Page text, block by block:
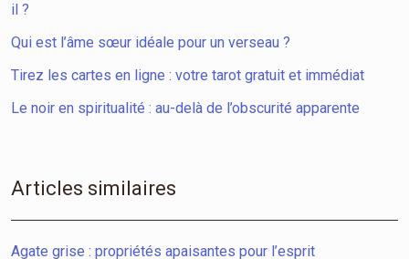
il ?
Qui est l’âme sœur idéale pour un verseau ?
Tirez les cartes en ligne : votre tarot gratuit et immédiat
Le noir en spiritualité : au-delà de l’obscurité apparente
Articles similaires
Agate grise : propriétés apaisantes pour l’esprit